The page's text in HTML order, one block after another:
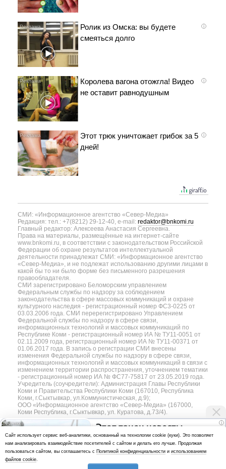
i
Ролик из Омска: вы будете
смеяться долго
i
Королева вагона отожгла! Видео
не оставит равнодушным
i
Этот трюк уничтожает грибок за 5
дней!
СМИ: «Информационное агентство «Север-Медиа»
Редакция: тел.: +7(8212) 29-12-40, e-mail: redaktor@bnkomi.ru
Главный редактор: Алексеева Анастасия Сергеевна.
Права на материалы, размещённые на интернет-сайте
www.bnkomi.ru, в соответствии с законодательством Российской
Федерации об охране результатов интеллектуальной
деятельности принадлежат СМИ: «Информационное агентство
«Север-Медиа», и не подлежат использованию другими лицами в
какой бы то ни было форме без письменного разрешения
правообладателя.
СМИ зарегистрировано Беломорским управлением
Федеральным службы по надзору за соблюдением
законодательства в сфере массовых коммуникаций и охране
культурного наследия - регистрационный номер ФС3-0225 от
03.03.2006 года. СМИ перерегистрировано Управлением
Федеральной службы по надзору в сфере связи,
информационных технологий и массовых коммуникаций по
Республике Коми - регистрационный номер ИА № ТУ11-0051 от
02.11.2009 года, регистрационный номер ИА № ТУ11-00371 от
01.06.2017 года. В запись о регистрации СМИ внесены
изменения Федеральной службы по надзору в сфере связи,
информационных технологий и массовых коммуникаций в связи с
изменением территории распространения, уточнением тематики
- регистрационный номер ИА № ФС77-75817 от 23.05.2019 года.
Учредитель (соучредители): Администрация Главы Республики
Коми и Правительства Республики Коми (167010, Республика
Коми, г.Сыктывкар, ул.Коммунистическая, д.9);
ООО «Информационное агентство «Север-Медиа» (167000,
Коми Республика, г.Сыктывкар, ул. Куратова, д.73/4).
Разработка сайта — web-студия «Цифровой Век»
i
Этот танец невесты
оставит вас без слов!
Пересмотрела 10 раз
Политика
конфиденциальности
Использование аналитики и файлов куки
Cайт использует сервис веб-аналитики, основанный на технологии cookie (куки). Это позволяет
нам анализировать взаимодействие посетителей с сайтом и делать его лучше. Продолжая
пользоваться сайтом, вы соглашаетесь с Политикой конфиденциальности и использованием
файлов cookie.